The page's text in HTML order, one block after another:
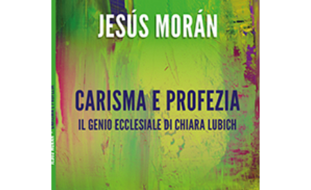
AGGIUNGI AL CARRELLO